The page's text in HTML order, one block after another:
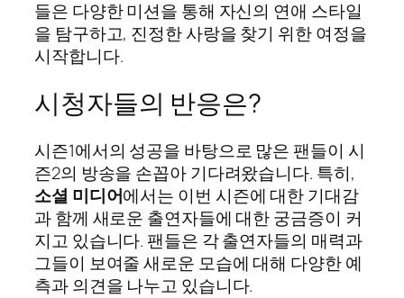
들은 다양한 미션을 통해 자신의 연애 스타일
을 탐구하고, 진정한 사랑을 찾기 위한 여정을
시작합니다.
시청자들의 반응은?
시즌1에서의 성공을 바탕으로 많은 팬들이 시
즌2의 방송을 손꼽아 기다려왔습니다. 특히,
소셜 미디어에서는 이번 시즌에 대한 기대감
과 함께 새로운 출연자들에 대한 궁금증이 커
지고 있습니다. 팬들은 각 출연자들의 매력과
그들이 보여줄 새로운 모습에 대해 다양한 예
측과 의견을 나누고 있습니다.